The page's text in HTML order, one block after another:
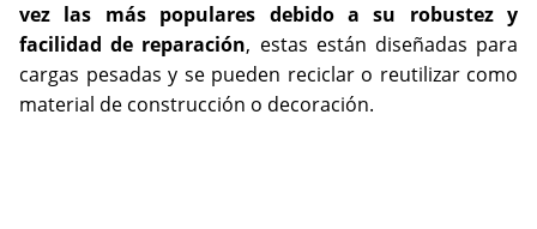
vez las más populares debido a su robustez y
facilidad de reparación, estas están diseñadas para
cargas pesadas y se pueden reciclar o reutilizar como
material de construcción o decoración.